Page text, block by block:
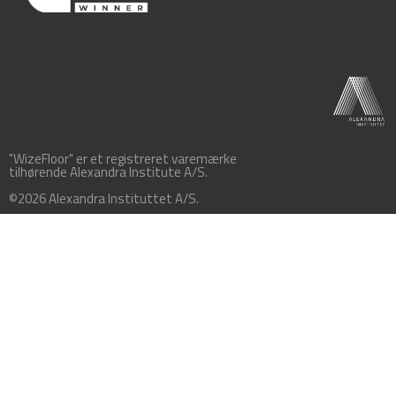
"WizeFloor" er et registreret varemærke
tilhørende Alexandra Institute A/S.
©2026 Alexandra Instituttet A/S.